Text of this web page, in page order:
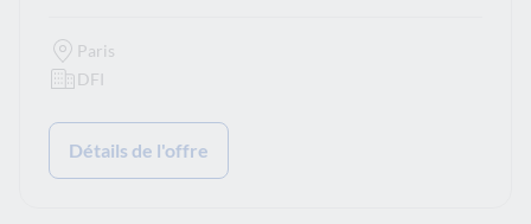
Paris
DFI
Détails de l'offre